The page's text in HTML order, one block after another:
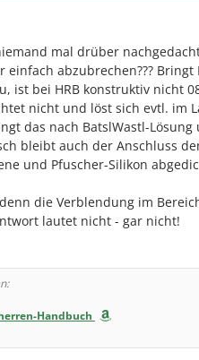
mal drüber
einfach abzubrechen???
ist bei HRB konstruktiv nicht
nicht und löst sich evtl. im
das nach BatslWastl-
bleibt auch der Anschluss
und Pfuscher-Silikon
die Verblendung im
lautet nicht - gar nicht!
Handbuch